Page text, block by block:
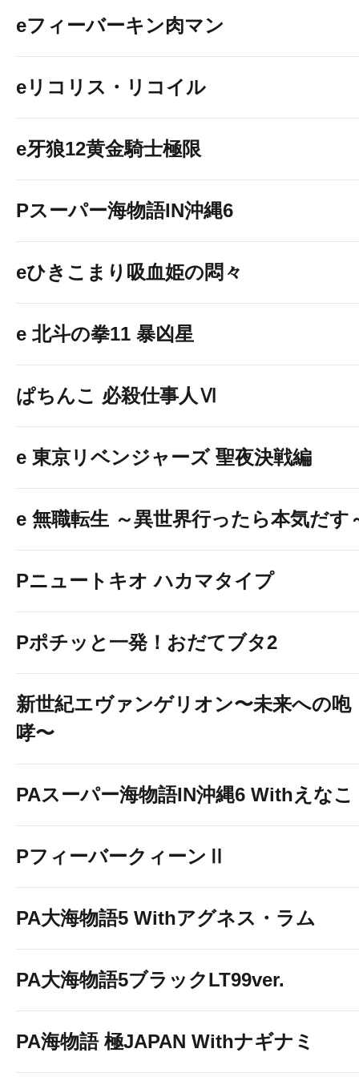
eフィーバーキン肉マン
eリコリス・リコイル
e牙狼12黄金騎士極限
Pスーパー海物語IN沖縄6
eひきこまり吸血姫の悶々
e 北斗の拳11 暴凶星
ぱちんこ 必殺仕事人Ⅵ
e 東京リベンジャーズ 聖夜決戦編
e 無職転生 ～異世界行ったら本気だす
Pニュートキオ ハカマタイプ
Pポチッと一発！おだてブタ2
新世紀エヴァンゲリオン〜未来への咆
哮〜
PAスーパー海物語IN沖縄6 Withえなこ
PフィーバークィーンⅡ
PA大海物語5 Withアグネス・ラム
PA大海物語5ブラックLT99ver.
PA海物語 極JAPAN Withナギナミ